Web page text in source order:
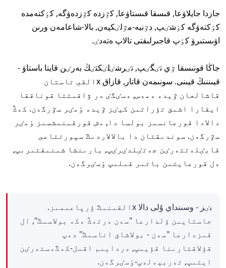
جازدا جايلاۋعا, قىسقا قىستاۋعا, كٷزدە كٷزدەۋگە, كٶكتەمدە
كٶكتەۋگە كٶشٸپ, دٷنيە-مٷلٸكپەن, بالا-شاعامەن ورىن
اۋىستىرۋ كٶپ قاجىرلىقتى تالاپ ەتەدٸ.
جاڭا قونىسقا ٷي تٸگٸپ, تٸرشٸلٸكتٸڭ بەرٸن قايتا باستاۋ -
قيىننىڭ قيىنى. سونىمەن قاتار, قازاق xالقى تاستان
قاشالعان ٷيدە ەمەس, ەسٸگٸ ەر ۋاقىتتا قوناققا
ايقارا اشىق تۇراتىن كيٸز ٷيدە ٶمٸر سٷرگەن. كەڭ
دالادا قورعانسىز بولسا دا, ەش قورقىنىشسىز ٶمٸر
سٷرگەن. سوندىقتان دا بالالاردىڭ سپورتتاعى
قابٸلەتتەرٸن جەتٸلدٸرٸپ, بارىنشا شىنىقتىرىپ,
ەل قورعايتىن باتىر قىلىپ ٶسٸرگەن.
بٸز - وسىنداي ۇلى دالا xالقىنىڭ ۇرپاعىمىز.
جاستايىن ۇلدارعا "سەن ەرتەڭ ەكە بولاسىڭ", ال
قىزدارعا "سەن - بولاشاق اناسىڭ" دەپ
قۇلاقتارىنا قۇيىپ, ەردايىم اقىل-كەڭەستەرٸن
ايتىپ, تەربيەلەپ-ٶسٸرگەن.